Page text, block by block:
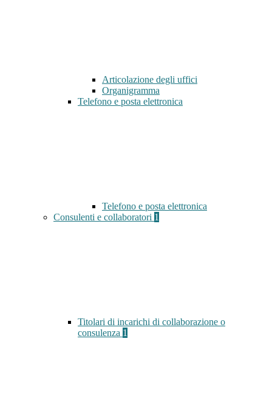
Articolazione degli uffici
Organigramma
Telefono e posta elettronica
Telefono e posta elettronica
Consulenti e collaboratori 1
Titolari di incarichi di collaborazione o
consulenza 1